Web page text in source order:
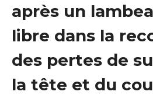
après un
libre dans la
des pertes de
la tête et du cou